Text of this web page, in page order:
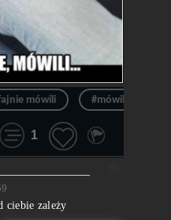
mówili #mówili
1
ciebie zależy